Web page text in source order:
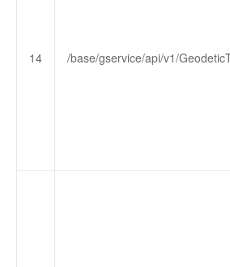
14 /base/gservice/api/v1/